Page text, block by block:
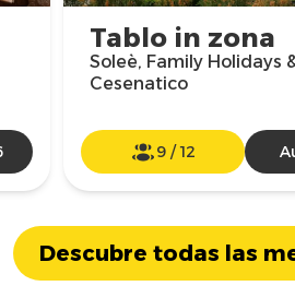
Tablo in zona
Soleè, Family Holidays
Cesenatico
9 /12
Descubre todas las